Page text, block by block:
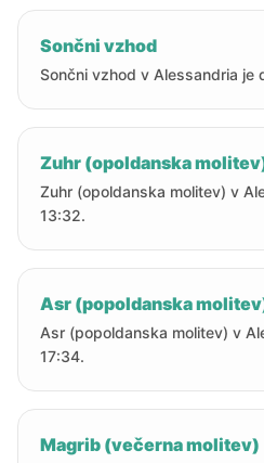
Sončni vzhod
Sončni vzhod v Alessandria je
Zuhr (opoldanska
Zuhr (opoldanska molitev) v
13:32.
Asr (popoldanska
Asr (popoldanska molitev) v
17:34.
Magrib (večerna molitev)